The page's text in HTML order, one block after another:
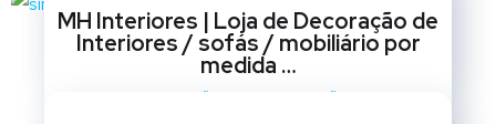
SOCIAIS /MARKETING OPTIMIZAÇÃO SEO/ REDESIGN DE
SITES
MH Interiores | Loja de Decoração de
Interiores / sofás / mobiliário por
medida …